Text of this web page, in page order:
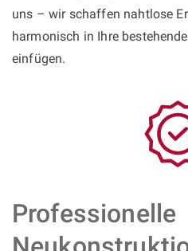
uns – wir schaffen nahtlose
harmonisch in Ihre
einfügen.
Professionelle